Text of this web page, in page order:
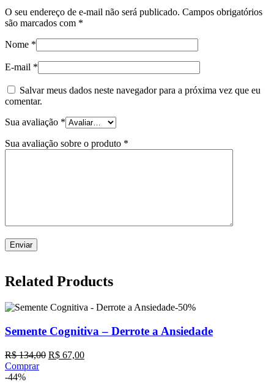
O seu endereço de e-mail não será publicado. Campos obrigatórios
são marcados com *
Nome *
E-mail *
Salvar meus dados neste navegador para a próxima vez que eu
comentar.
Sua avaliação *
Sua avaliação sobre o produto *
Related Products
-50%
Semente Cognitiva – Derrote a Ansiedade
R$134,00 R$ 67,00
Comprar
-44%